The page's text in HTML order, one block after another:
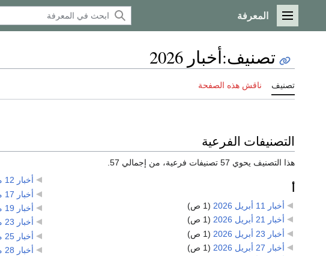
القائمة الرئيسية
المعرفة
تصنيف:أخبار 2026
تصنيف ناقش هذه الصفحة
التصنيفات الفرعية
هذا التصنيف يحوي 57 تصنيفات فرعية، من إجمالي 57.
أخبار 11 أبريل 2026
(1 ص)
أخبار 21 أبريل 2026
(1 ص)
أخبار 23 أبريل 2026
(1 ص)
أخبار 27 أبريل 2026
(1 ص)
أخبار 12 مارس 2026
أخبار 17 مارس 2026
أخبار 19 مارس 2026
أخبار 23 مارس 2026
أخبار 25 مارس 2026
أخبار 28 مارس 2026